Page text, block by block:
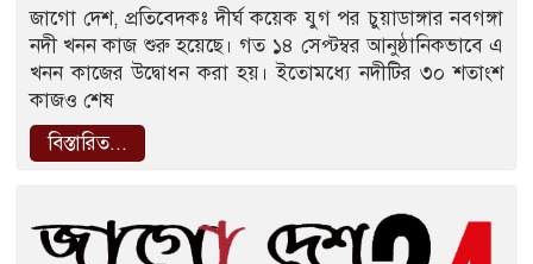
জাগো দেশ, প্রতিবেদকঃ দীর্ঘ কয়েক যুগ পর চুয়াডাঙ্গার নবগঙ্গা
নদী খনন কাজ শুরু হয়েছে। গত ১৪ সেপ্টম্বর আনুষ্ঠানিকভাবে এ
খনন কাজের উদ্বোধন করা হয়। ইতোমধ্যে নদীটির ৩০ শতাংশ
কাজও শেষ
বিস্তারিত...